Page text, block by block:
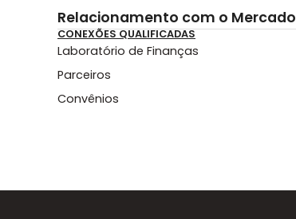
Relacionamento com o Mercado
CONEXÕES QUALIFICADAS
Laboratório de Finanças
Parceiros
Convênios